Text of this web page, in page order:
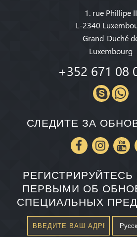
1. rue Phillipe II
L-2340
Grand-Duché
Luxembourg
+352 671 08
СЛЕДИТЕ ЗА
РЕГИСТРИРУЙТЕСЬ
ПЕРВЫМИ ОБ
СПЕЦИАЛЬНЫХ